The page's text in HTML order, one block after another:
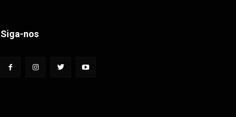
Siga-nos